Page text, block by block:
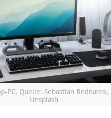
PC, Quelle: Sebastian Bednarek,
Unsplash